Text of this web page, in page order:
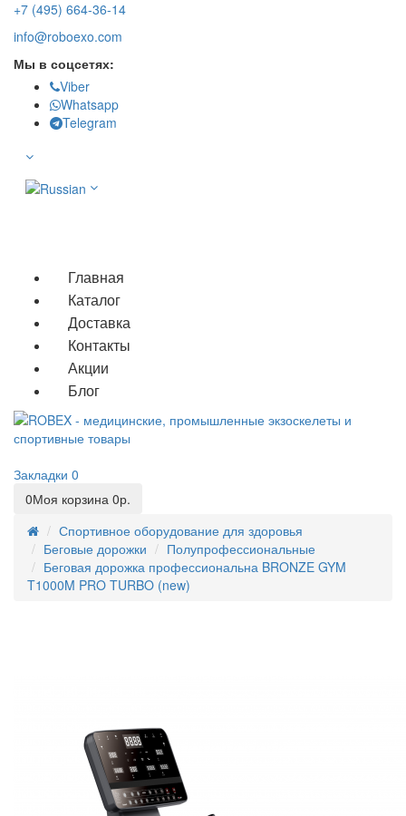
+7 (495) 664-36-14
info@roboexo.com
Мы в соцсетях:
Viber
Whatsapp
Telegram
Главная
Каталог
Доставка
Контакты
Акции
Блог
Закладки 0
0Моя корзина 0р.
Спортивное оборудование для здоровья
Беговые дорожки
Полупрофессиональные
Беговая дорожка профессиональна BRONZE GYM
T1000M PRO TURBO (new)